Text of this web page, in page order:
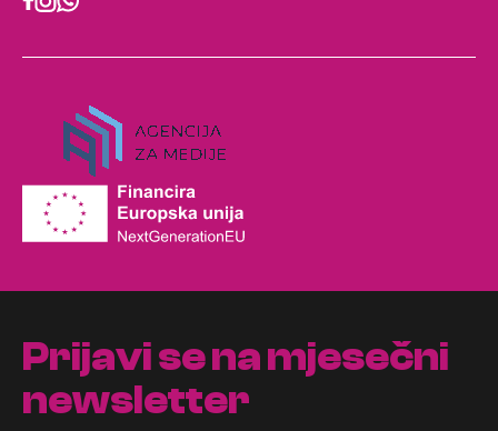
Prijavi se na mjesečni
newsletter